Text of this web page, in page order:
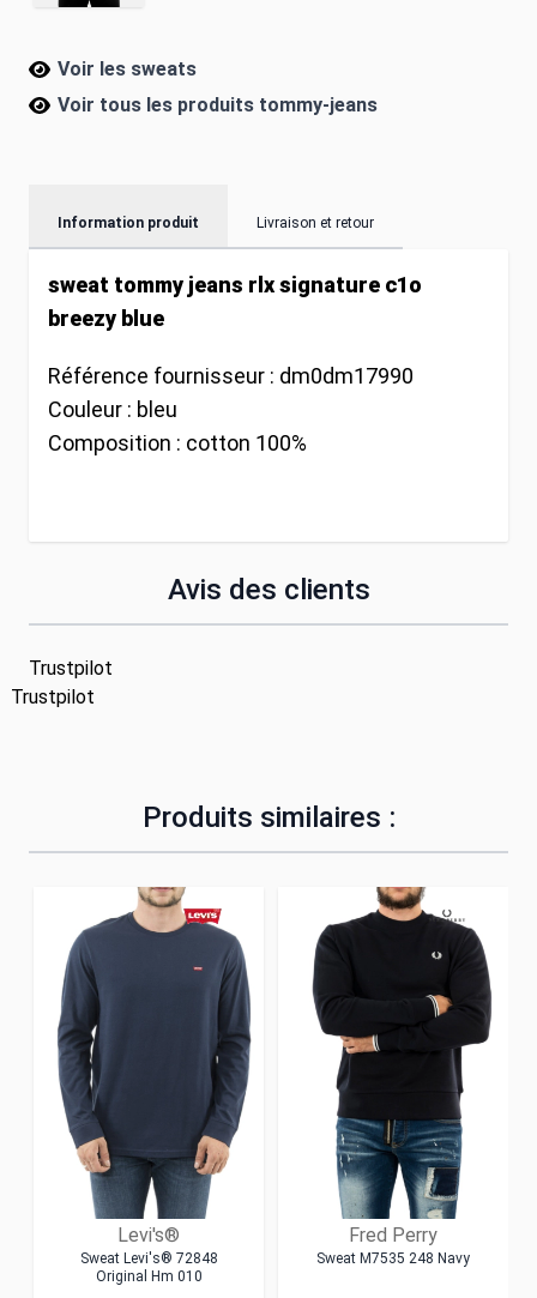
Voir les sweats
Voir tous les produits tommy-jeans
Information produit Livraison et retour
sweat tommy jeans rlx signature c1o
breezy blue
Référence fournisseur : dm0dm17990
Couleur : bleu
Composition : cotton 100%
Avis des clients
Trustpilot
Trustpilot
Produits similaires :
Levi's®
Sweat Levi's® 72848
Original Hm 010
Fred Perry
Sweat M7535 248 Navy